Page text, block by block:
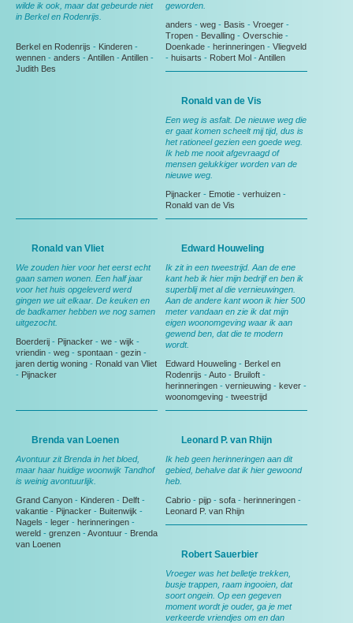
wilde ik ook, maar dat gebeurde niet
in Berkel en Rodenrijs.
Berkel en Rodenrijs - Kinderen -
wennen - anders -Antillen -Antillen -
Judith Bes
geworden.
anders - weg - Basis - Vroeger -
Tropen - Bevalling - Overschie -
Doenkade - herinneringen - Vliegveld
- huisarts - Robert Mol -Antillen
Ronald van de Vis
Een weg is asfalt. De nieuwe weg die
er gaat komen scheelt mij tijd, dus is
het rationeel gezien een goede weg.
Ik heb me nooit afgevraagd of
mensen gelukkiger worden van de
nieuwe weg.
Pijnacker - Emotie - verhuizen -
Ronald van de Vis
Ronald van Vliet
We zouden hier voor het eerst echt
gaan samen wonen. Een half jaar
voor het huis opgeleverd werd
gingen we uit elkaar. De keuken en
de badkamer hebben we nog samen
uitgezocht.
Boerderij - Pijnacker - we - wijk -
vriendin - weg - spontaan - gezin -
jaren dertig woning - Ronald van Vliet
- Pijnacker
Edward Houweling
Ik zit in een tweestrijd. Aan de ene
kant heb ik hier mijn bedrijf en ben ik
superblij met al die vernieuwingen.
Aan de andere kant woon ik hier 500
meter vandaan en zie ik dat mijn
eigen woonomgeving waar ik aan
gewend ben, dat die te modern
wordt.
Edward Houweling - Berkel en
Rodenrijs -Auto - Bruiloft -
herinneringen - vernieuwing - kever -
woonomgeving - tweestrijd
Brenda van Loenen
Avontuur zit Brenda in het bloed,
maar haar huidige woonwijk Tandhof
is weinig avontuurlijk.
Grand Canyon - Kinderen - Delft -
vakantie - Pijnacker - Buitenwijk -
Nagels - leger - herinneringen -
wereld - grenzen -Avontuur - Brenda
van Loenen
Leonard P. van Rhijn
Ik heb geen herinneringen aan dit
gebied, behalve dat ik hier gewoond
heb.
Cabrio - pijp - sofa - herinneringen -
Leonard P. van Rhijn
Robert Sauerbier
Vroeger was het belletje trekken,
busje trappen, raam ingooien, dat
soort ongein. Op een gegeven
moment wordt je ouder, ga je met
verkeerde vriendjes om en dan